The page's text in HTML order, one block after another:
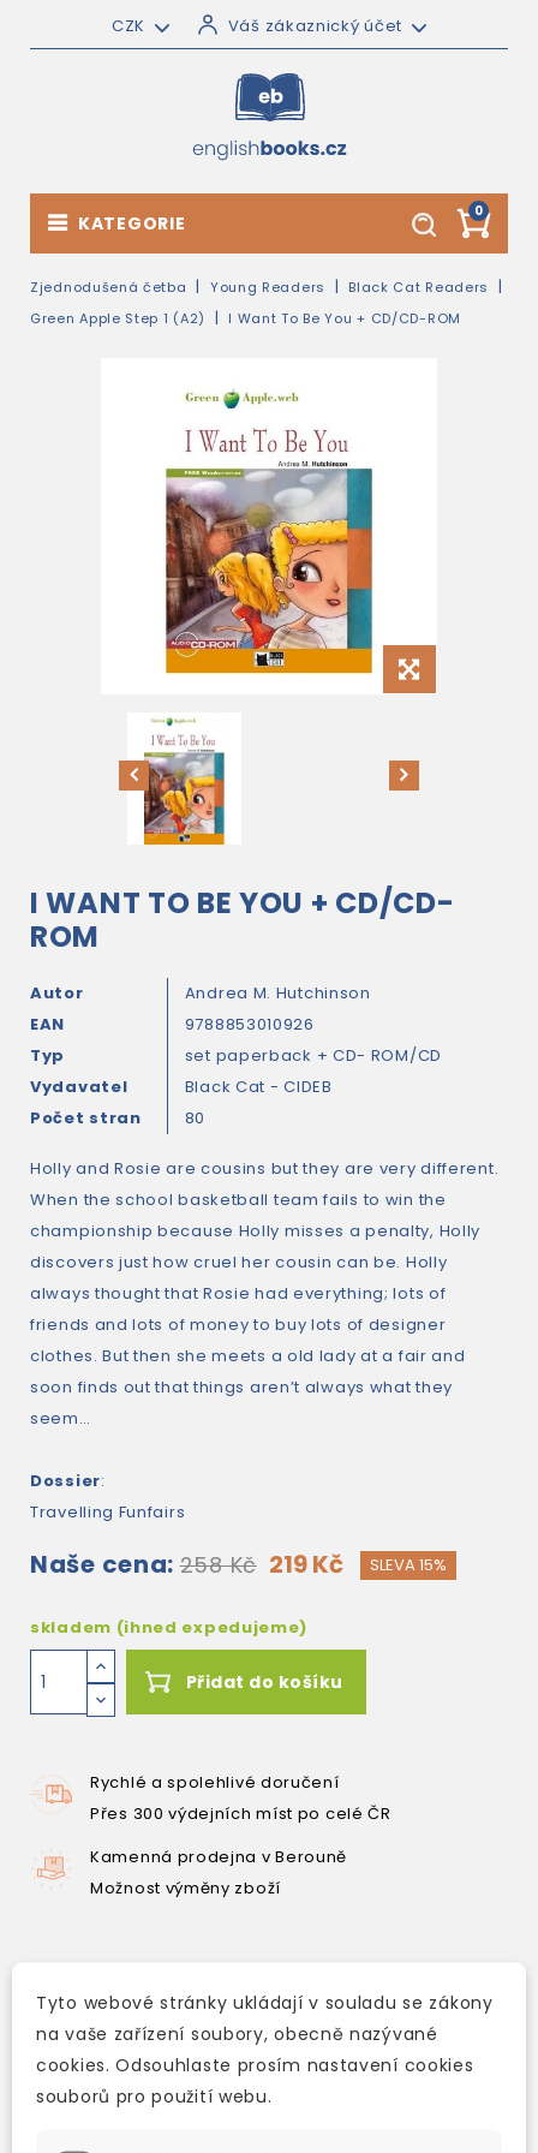
CZK Váš zákaznický účet
0
KATEGORIE
Zjednodušená četba Young Readers
Black Cat Readers
Green Apple Step 1 (A2)
I Want To Be You + CD/CD-ROM
I WANT TO BE YOU + CD/CD-
ROM
Autor
Andrea M. Hutchinson
EAN
9788853010926
Typ
set paperback + CD- ROM/CD
Vydavatel
Black Cat - CIDEB
Počet stran
80
Holly and Rosie are cousins but they are very different.
When the school basketball team fails to win the
championship because Holly misses a penalty, Holly
discovers just how cruel her cousin can be. Holly
always thought that Rosie had everything; lots of
friends and lots of money to buy lots of designer
clothes. But then she meets a old lady at a fair and
soon finds out that things aren’t always what they
seem…
Dossier:
Travelling Funfairs
Naše cena: 258 Kč 219 Kč SLEVA 15%
skladem (ihned expedujeme)
Přidat do košíku
Rychlé a spolehlivé doručení
Přes 300 výdejních míst po celé ČR
Kamenná prodejna v Berouně
Možnost výměny zboží
Popis
Detaily produktu
Holly and Rosie are cousins but they are very
Tyto webové stránky ukládají v souladu se zákony
na vaše zařízení soubory, obecně nazývané
cookies. Odsouhlaste prosím nastavení cookies
souborů pro použití webu.